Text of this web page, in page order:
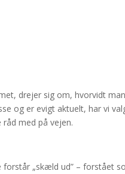
drejer sig om, hvorvidt
og er evigt aktuelt, har vi
med på vejen.
„skæld ud” – forstået